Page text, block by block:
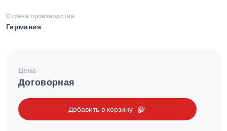
Страна производства
Германия
Цена
Договорная
Добавить в корзину